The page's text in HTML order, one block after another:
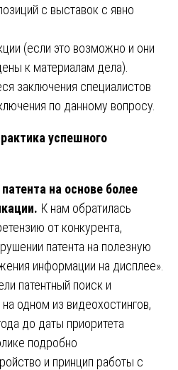
с выставок с явно
(если это возможно и они
к материалам дела).
заключения специалистов
по данному вопросу.
успешного
на основе более
К нам обратилась
от конкурента,
патента на полезную
информации на дисплее».
патентный поиск и
одном из видеохостингов,
до даты приоритета
подробно
и принцип работы с